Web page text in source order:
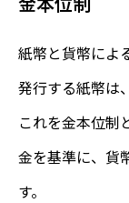
金本位制
紙幣と貨幣によ
発行する紙幣は
これを金本位制
金を基準に、貨
す。